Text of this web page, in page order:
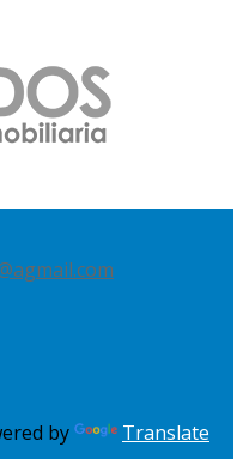
by
Translate